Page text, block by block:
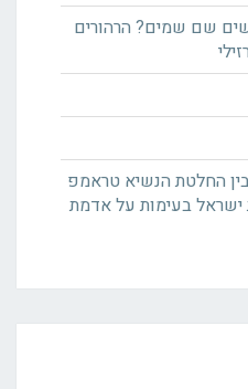
שם שמים? הרהורים
החלטת הנשיא טראמפ
ישראל בעימות על אדמת